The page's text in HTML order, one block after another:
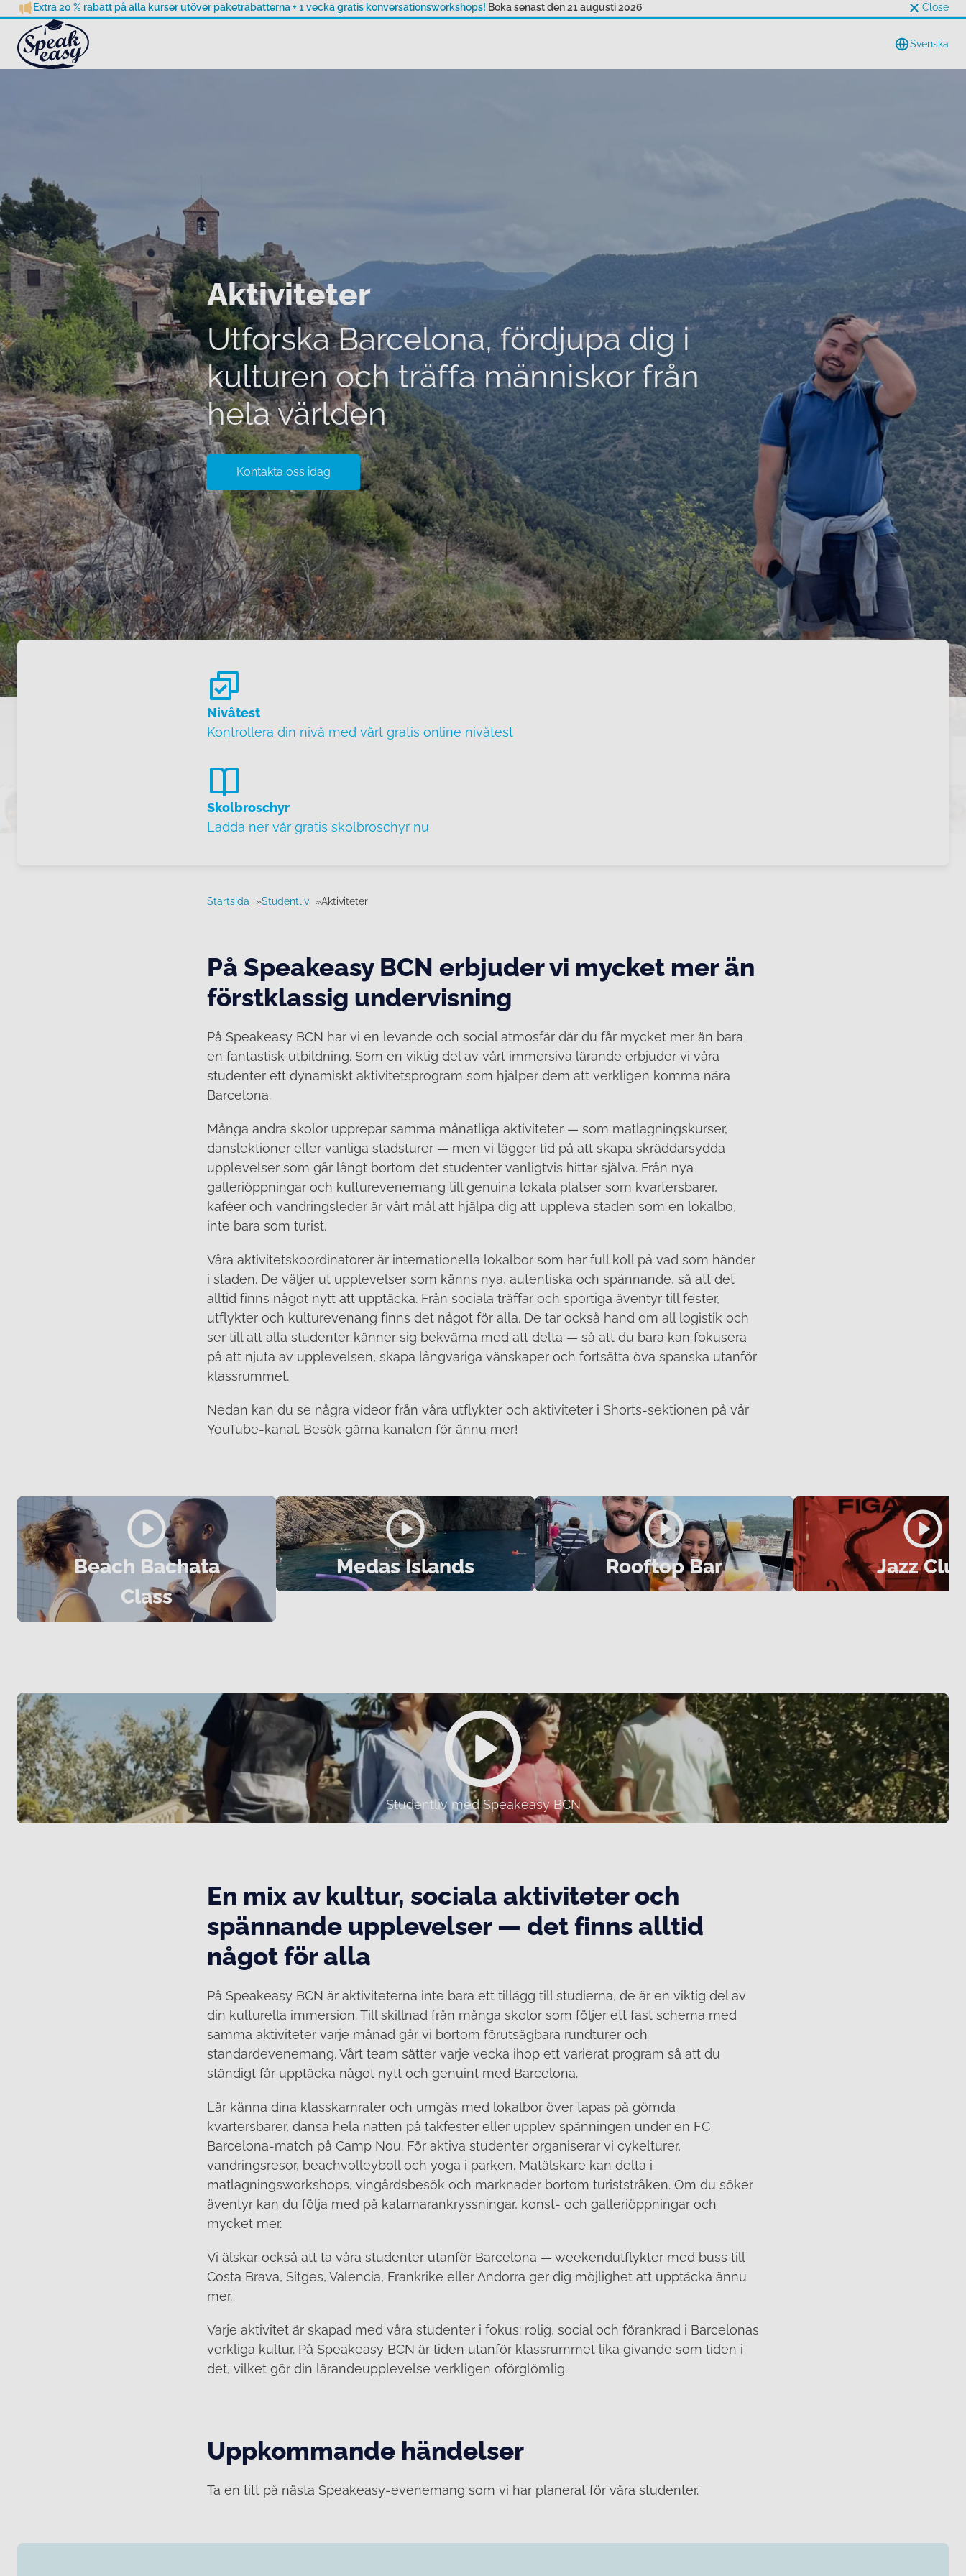
Extra 20 % rabatt på alla kurser utöver paketrabatterna + 1 vecka gratis konversationsworkshops! Boka senast den 21 augusti 2026 Close
Svenska
Aktiviteter
Utforska Barcelona, fördjupa dig i
kulturen och träffa människor från
hela världen
Kontakta oss idag
Nivåtest
Kontrollera din nivå med vårt gratis online nivåtest
Skolbroschyr
Ladda ner vår gratis skolbroschyr nu
Startsida Studentliv Aktiviteter
På Speakeasy BCN erbjuder vi mycket mer än
förstklassig undervisning
På Speakeasy BCN har vi en levande och social atmosfär där du får mycket mer än bara
en fantastisk utbildning. Som en viktig del av vårt immersiva lärande erbjuder vi våra
studenter ett dynamiskt aktivitetsprogram som hjälper dem att verkligen komma nära
Barcelona.
Många andra skolor upprepar samma månatliga aktiviteter — som matlagningskurser,
danslektioner eller vanliga stadsturer — men vi lägger tid på att skapa skräddarsydda
upplevelser som går långt bortom det studenter vanligtvis hittar själva. Från nya
galleriöppningar och kulturevenemang till genuina lokala platser som kvartersbarer,
kaféer och vandringsleder är vårt mål att hjälpa dig att uppleva staden som en lokalbo,
inte bara som turist.
Våra aktivitetskoordinatorer är internationella lokalbor som har full koll på vad som händer
i staden. De väljer ut upplevelser som känns nya, autentiska och spännande, så att det
alltid finns något nytt att upptäcka. Från sociala träffar och sportiga äventyr till fester,
utflykter och kulturevenang finns det något för alla. De tar också hand om all logistik och
ser till att alla studenter känner sig bekväma med att delta — så att du bara kan fokusera
på att njuta av upplevelsen, skapa långvariga vänskaper och fortsätta öva spanska utanför
klassrummet.
Nedan kan du se några videor från våra utflykter och aktiviteter i Shorts-sektionen på vår
YouTube-kanal. Besök gärna kanalen för ännu mer!
Beach Bachata
Class
Medas Islands Rooftop Bar Jazz
Studentliv med Speakeasy BCN
En mix av kultur, sociala aktiviteter och
spännande upplevelser — det finns alltid
något för alla
På Speakeasy BCN är aktiviteterna inte bara ett tillägg till studierna, de är en viktig del av
din kulturella immersion. Till skillnad från många skolor som följer ett fast schema med
samma aktiviteter varje månad går vi bortom förutsägbara rundturer och
standardevenemang. Vårt team sätter varje vecka ihop ett varierat program så att du
ständigt får upptäcka något nytt och genuint med Barcelona.
Lär känna dina klasskamrater och umgås med lokalbor över tapas på gömda
kvartersbarer, dansa hela natten på takfester eller upplev spänningen under en FC
Barcelona-match på Camp Nou. För aktiva studenter organiserar vi cykelturer,
vandringsresor, beachvolleyboll och yoga i parken. Matälskare kan delta i
matlagningsworkshops, vingårdsbesök och marknader bortom turiststråken. Om du söker
äventyr kan du följa med på katamarankryssningar, konst- och galleriöppningar och
mycket mer.
Vi älskar också att ta våra studenter utanför Barcelona — weekendutflykter med buss till
Costa Brava, Sitges, Valencia, Frankrike eller Andorra ger dig möjlighet att upptäcka ännu
mer.
Varje aktivitet är skapad med våra studenter i fokus: rolig, social och förankrad i Barcelonas
verkliga kultur. På Speakeasy BCN är tiden utanför klassrummet lika givande som tiden i
det, vilket gör din lärandeupplevelse verkligen oförglömlig.
Uppkommande händelser
Ta en titt på nästa Speakeasy-evenemang som vi har planerat för våra studenter.